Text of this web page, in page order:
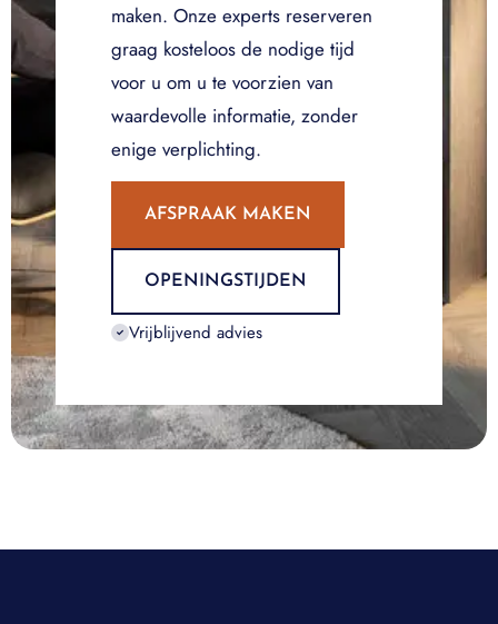
maken. Onze experts reserveren
graag kosteloos de nodige tijd
voor u om u te voorzien van
waardevolle informatie, zonder
enige verplichting.
AFSPRAAK MAKEN
OPENINGSTIJDEN
Vrijblijvend advies